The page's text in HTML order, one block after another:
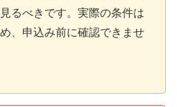
るべきです。実際の条件は
、申込み前に確認できませ